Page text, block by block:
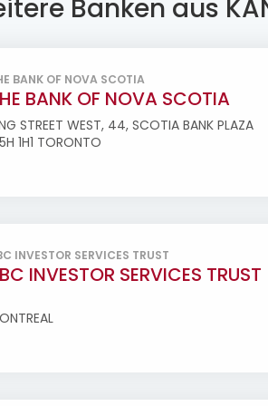
Banken aus
BANK OF NOVA SCOTIA
BANK OF NOVA SCOTIA
STREET WEST, 44, SCOTIA BANK PLAZA
1H1 TORONTO
INVESTOR SERVICES TRUST
INVESTOR SERVICES TRUST